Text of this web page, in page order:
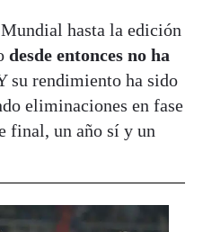
hasta la edición
desde entonces no ha
su rendimiento ha sido
eliminaciones en fase
final, un año sí y un